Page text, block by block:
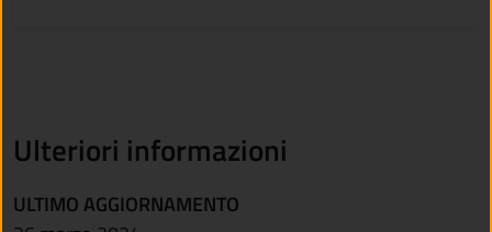
Ulteriori informazioni
ULTIMO AGGIORNAMENTO